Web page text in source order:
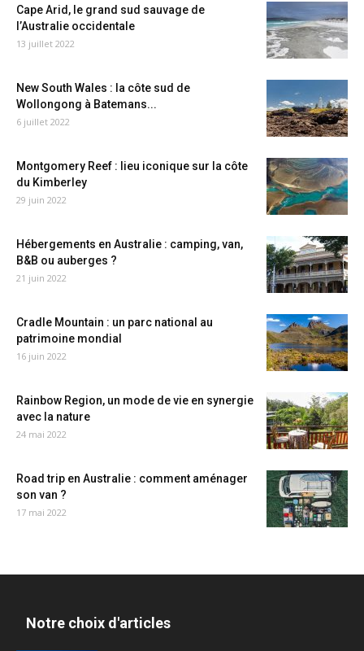
Cape Arid, le grand sud sauvage de
l’Australie occidentale
13 juillet 2022
New South Wales : la côte sud de
Wollongong à Batemans...
6 juillet 2022
Montgomery Reef : lieu iconique sur la côte
du Kimberley
29 juin 2022
Hébergements en Australie : camping, van,
B&B ou auberges ?
21 juin 2022
Cradle Mountain : un parc national au
patrimoine mondial
16 juin 2022
Rainbow Region, un mode de vie en synergie
avec la nature
24 mai 2022
Road trip en Australie : comment aménager
son van ?
17 mai 2022
Notre choix d'articles